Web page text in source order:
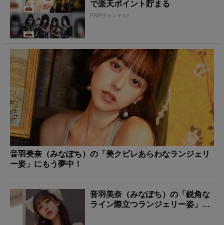
で楽天ポイント貯まる
PR(Rチャンネル)
音羽美奈（みなぽち）の「美クビレあらわなランジェリ
ー姿」にもう夢中！
音羽美奈（みなぽち）の「鋭角な
ライン際立つランジェリー姿」に